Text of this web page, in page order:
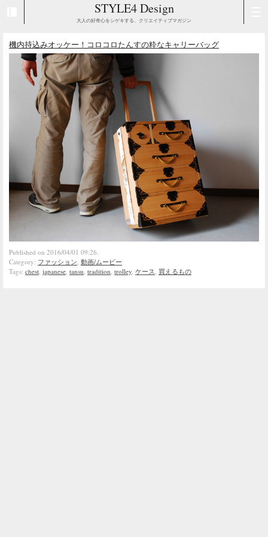
STYLE4 Design
大人の好奇心をシゲキする、クリエイティブマガジン
機内持込みオッケー！コロコロたんすの粋なキャリーバッグ
Published on 2016/04/01 09:26.
Category: ファッション, 動画/ムービー
Tags: chest, japanese, tansu, tradition, trolley, ケース, 買えるもの